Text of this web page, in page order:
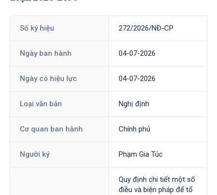
Số ký hiệu 272/2026/NĐ-CP
Ngày ban hành 04-07-2026
Ngày có hiệu lực 04-07-2026
Loại văn bản Nghị định
Cơ quan ban hành Chính phủ
Người ký Phạm Gia Túc
Quy định chi tiết một số
điều và biện pháp để tổ